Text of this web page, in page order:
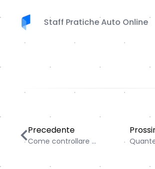
Staff Pratiche Auto Online
Come controllare i km reali di
Precedente
Come controllare ...